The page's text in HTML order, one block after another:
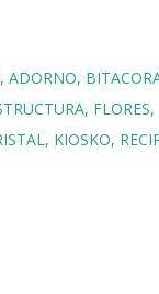
ADORNO
FLORES
KIOSKO